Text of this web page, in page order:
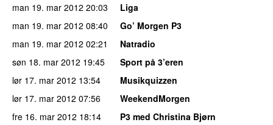
man 19. mar 2012 20:03
Liga
man 19. mar 2012 08:40
Go’ Morgen P3
man 19. mar 2012 02:21
Natradio
søn 18. mar 2012 19:45
Sport på 3’eren
lør 17. mar 2012 13:54
Musikquizzen
lør 17. mar 2012 07:56
WeekendMorgen
fre 16. mar 2012 18:14
P3 med Christina Bjørn